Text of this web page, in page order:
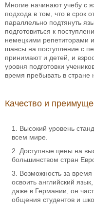
Многие начинают учебу с
подхода в том, что в срок
параллельно подтянуть
подготовиться к
немецкими репетиторами
шансы на поступление с
принимают и детей, и
уровня подготовки
время пребывать в стране
Качество и
Высокий уровень
всем мире.
Доступные цены на
большинством стран
Возможность за
освоить английский
даже в Германии, он
общения студентов и